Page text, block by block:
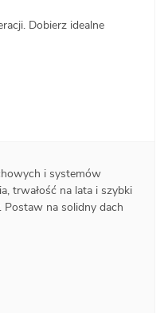
Dobierz idealne
i systemów
trwałość na lata i szybki
Postaw na solidny dach